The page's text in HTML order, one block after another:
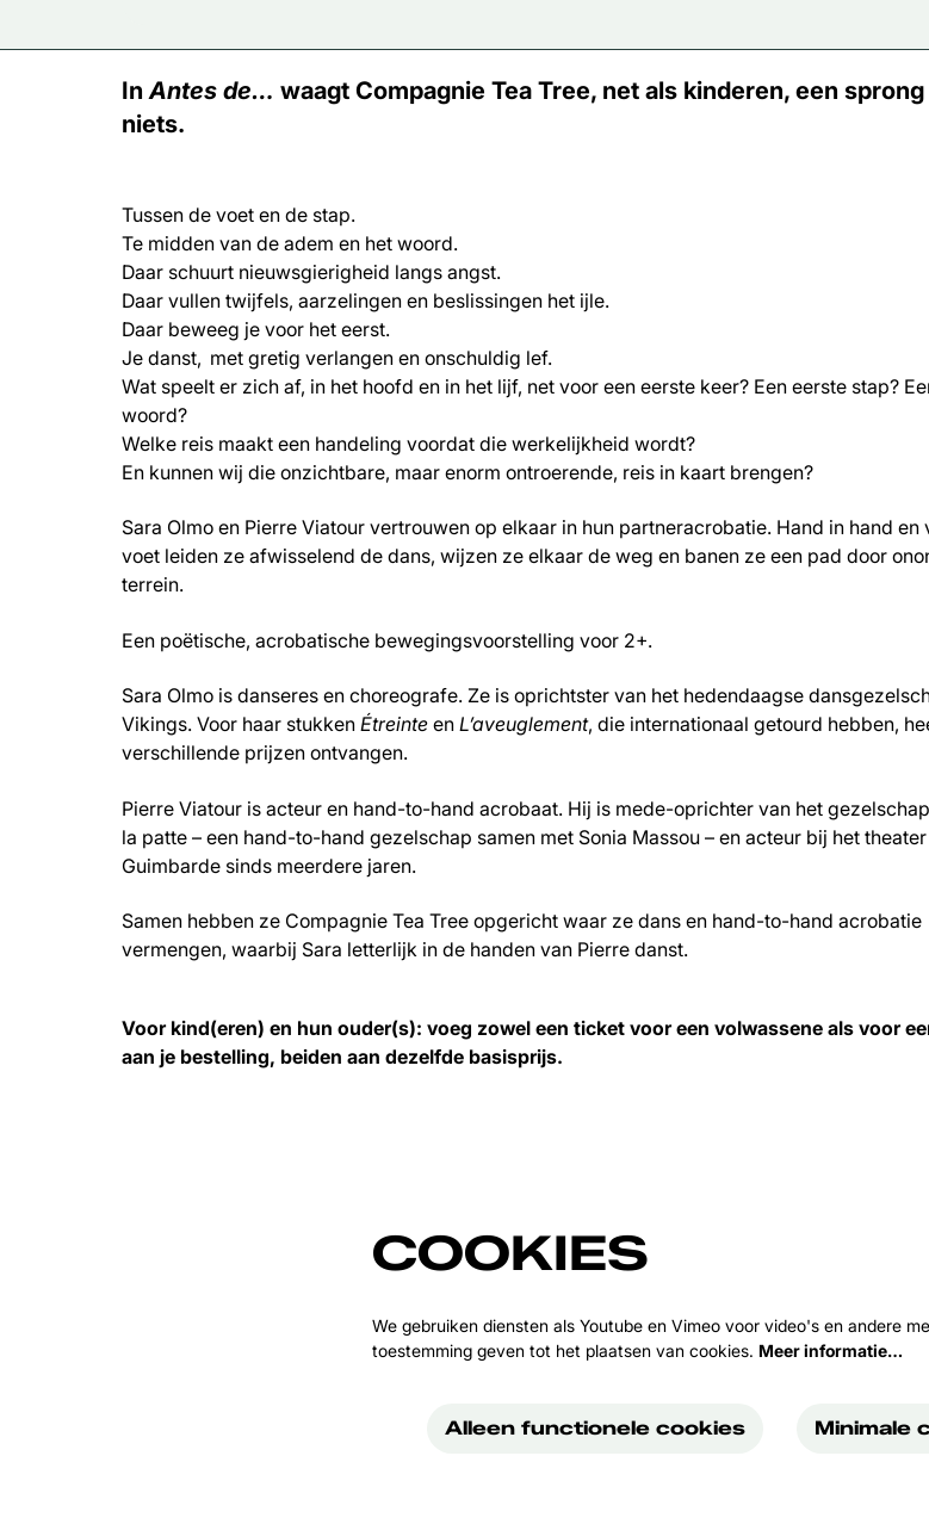
InAntes de… waagt Compagnie Tea Tree, net als kinderen, een
niets.
Tussen de voet en de stap.
Te midden van de adem en het woord.
Daar schuurt nieuwsgierigheid langs angst.
Daar vullen twijfels, aarzelingen en beslissingen het ijle.
Daar beweeg je voor het eerst.
Je danst, met gretig verlangen en onschuldig lef.
Wat speelt er zich af, in het hoofd en in het lijf, net voor een eerste keer? Een eerste stap?
woord?
Welke reis maakt een handeling voordat die werkelijkheid wordt?
En kunnen wij die onzichtbare, maar enorm ontroerende, reis in kaart brengen?
Sara Olmo en Pierre Viatour vertrouwen op elkaar in hun partneracrobatie. Hand in hand en
voet leiden ze afwisselend de dans, wijzen ze elkaar de weg en banen ze een pad door
terrein.
Een poëtische, acrobatische bewegingsvoorstelling voor 2+.
Sara Olmo is danseres en choreografe. Ze is oprichtster van het hedendaagse
Vikings. Voor haar stukken Étreinte en L’aveuglement, die internationaal getourd hebben,
verschillende prijzen ontvangen.
Pierre Viatour is acteur en hand-to-hand acrobaat. Hij is mede-oprichter van het
la patte – een hand-to-hand gezelschap samen met Sonia Massou – en acteur bij het
Guimbarde sinds meerdere jaren.
Samen hebben ze Compagnie Tea Tree opgericht waar ze dans en hand-to-hand acrobatie
vermengen, waarbij Sara letterlijk in de handen van Pierre danst.
Voor kind(eren) en hun ouder(s): voeg zowel een ticket voor een volwassene als voor
aan je bestelling, beiden aan dezelfde basisprijs.
COOKIES
We gebruiken diensten als Youtube en Vimeo voor video's en andere
toestemming geven tot het plaatsen van cookies. Meer informatie…
Alleen functionele cookies Minimale
Inzoomen